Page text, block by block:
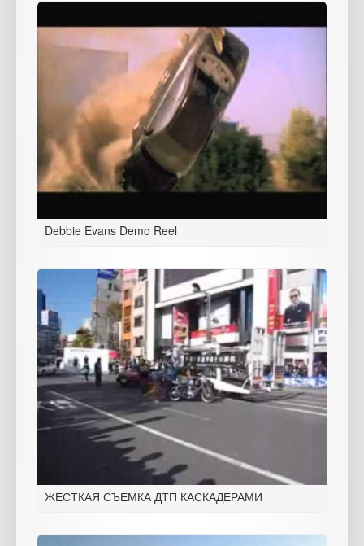
Debbie Evans Demo Reel
ЖЕСТКАЯ СЪЕМКА ДТП КАСКАДЕРАМИ